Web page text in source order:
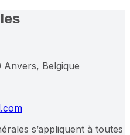
Belgique
s’appliquent à toutes